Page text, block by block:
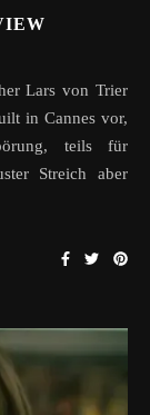
in Cannes vor,
teils für
Streich aber